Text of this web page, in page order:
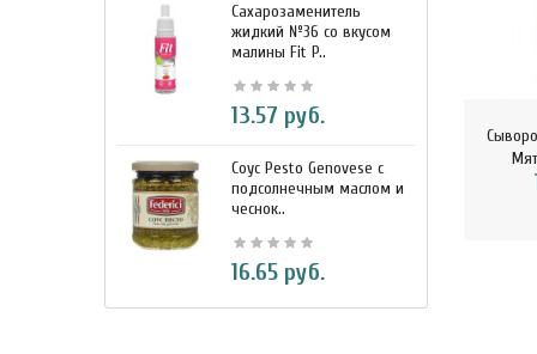
Сахарозаменитель
жидкий №36 со вкусом
малины Fit P..
13.57 руб.
Соус Pesto Genovese c
подсолнечным маслом и
чеснок..
16.65 руб.